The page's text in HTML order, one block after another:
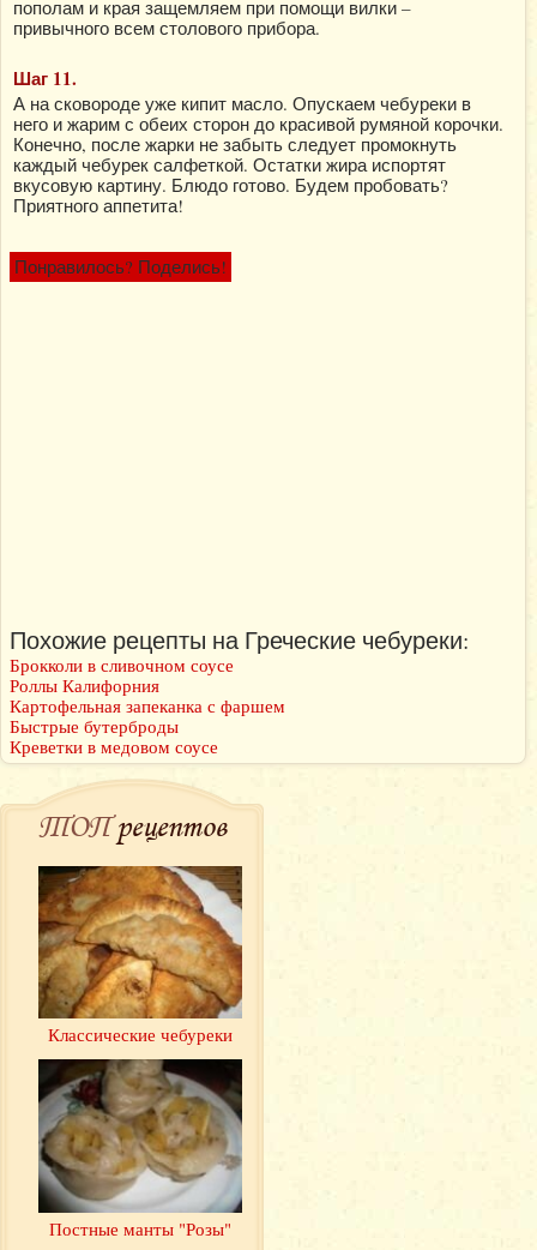
пополам и края защемляем при помощи вилки –
привычного всем столового прибора.
Шаг 11.
А на сковороде уже кипит масло. Опускаем чебуреки в
него и жарим с обеих сторон до красивой румяной корочки.
Конечно, после жарки не забыть следует промокнуть
каждый чебурек салфеткой. Остатки жира испортят
вкусовую картину. Блюдо готово. Будем пробовать?
Приятного аппетита!
Понравилось? Поделись!
Похожие рецепты на Греческие чебуреки:
Брокколи в сливочном соусе
Роллы Калифорния
Картофельная запеканка с фаршем
Быстрые бутерброды
Креветки в медовом соусе
ТОПрецептов
Классические чебуреки
Постные манты "Розы"